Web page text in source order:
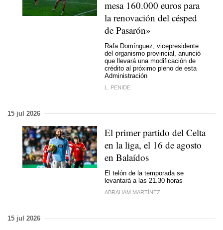
mesa 160.000 euros para
la renovación del césped
de Pasarón»
Rafa Domínguez, vicepresidente
del organismo provincial, anunció
que llevará una modificación de
crédito al próximo pleno de esta
Administración
L. PENIDE
15 jul 2026
El primer partido del Celta
en la liga, el 16 de agosto
en Balaídos
El telón de la temporada se
levantará a las 21.30 horas
ABRAHAM MARTÍNEZ
15 jul 2026